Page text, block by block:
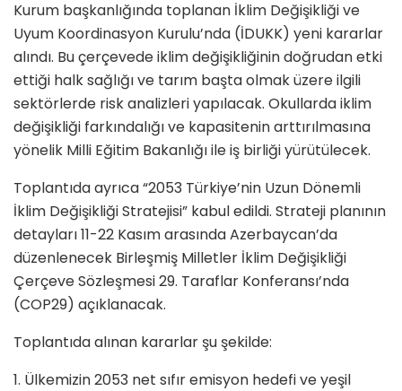
Kurum başkanlığında toplanan İklim Değişikliği ve
Uyum Koordinasyon Kurulu’nda (İDUKK) yeni kararlar
alındı. Bu çerçevede iklim değişikliğinin doğrudan etki
ettiği halk sağlığı ve tarım başta olmak üzere ilgili
sektörlerde risk analizleri yapılacak. Okullarda iklim
değişikliği farkındalığı ve kapasitenin arttırılmasına
yönelik Milli Eğitim Bakanlığı ile iş birliği yürütülecek.
Toplantıda ayrıca “2053 Türkiye’nin Uzun Dönemli
İklim Değişikliği Stratejisi” kabul edildi. Strateji planının
detayları 11-22 Kasım arasında Azerbaycan’da
düzenlenecek Birleşmiş Milletler İklim Değişikliği
Çerçeve Sözleşmesi 29. Taraflar Konferansı’nda
(COP29) açıklanacak.
Toplantıda alınan kararlar şu şekilde:
1. Ülkemizin 2053 net sıfır emisyon hedefi ve yeşil